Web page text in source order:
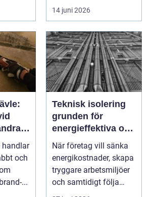
14 juni 2026
handlar
och
...
Teknisk isolering
grunden för
energieffektiva och
säkra installationer
När företag vill sänka
energikostnader, skapa
tryggare arbetsmiljöer
och samtidigt följa
lagkrav, ha...